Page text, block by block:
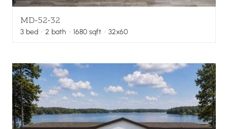
MD-52-32
3 bed · 2 bath · 1680 sqft· 32x60